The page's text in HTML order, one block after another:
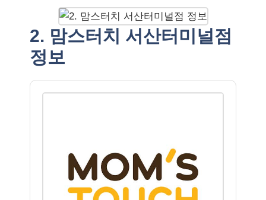
2. 맘스터치 서산터미널점
정보